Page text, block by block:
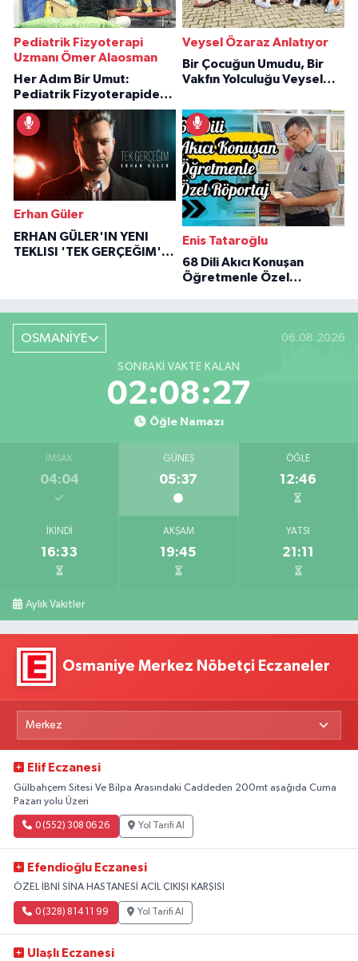
Pediatrik Fizyoterapi
Uzmanı Ömer Alaosman
Her Adım Bir Umut:
Pediatrik Fizyoterapiden
İlham Veren Hikâyeler
Veysel Özaraz Anlatıyor
Bir Çocuğun Umudu, Bir
Vakfın Yolculuğu Veysel
Erhan Güler
ERHAN GÜLER'IN YENI
TEKLISI 'TEK GERÇEĞIM'LE
Enis Tataroğlu
68 Dili Akıcı Konuşan
Öğretmenle Özel
OSMANİYE 06.08.2026
SONRAKI VAKTE KALAN
02:08:26
Öğle Namazı
İMSAK
04:04
GÜNEŞ
05:37
ÖĞLE
12:46
İKINDI
16:33
AKŞAM
19:45
YATSI
21:11
Aylık Vakitler
Osmaniye Merkez Nöbetçi Eczaneler
Elif Eczanesi
Gülbahçem Sitesi Ve Bilpa Arasındaki Caddeden 200mt aşağıda Cuma
Pazarı yolu Üzeri
0 (552) 308 06 26 Yol Tarifi Al
Efendioğlu Eczanesi
ÖZEL İBNİ SİNA HASTANESİ ACİL ÇIKIŞI KARŞISI
0 (328) 814 11 99 Yol Tarifi Al
Ulaşlı Eczanesi